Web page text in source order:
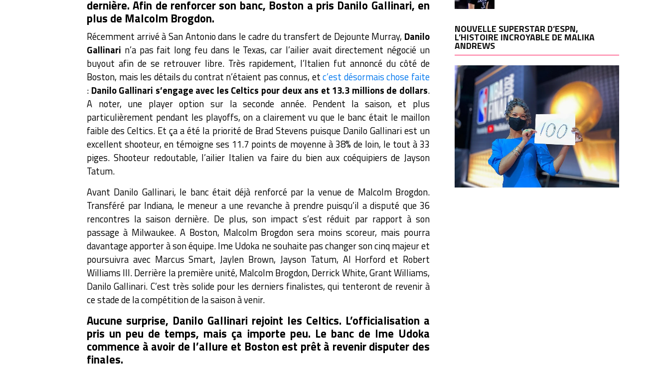
dernière. Afin de renforcer son banc, Boston a pris Danilo Gallinari, en
plus de Malcolm Brogdon.
Récemment arrivé à San Antonio dans le cadre du transfert de Dejounte Murray, Danilo
Gallinari n’a pas fait long feu dans le Texas, car l’ailier avait directement négocié un
buyout afin de se retrouver libre. Très rapidement, l’Italien fut annoncé du côté de
Boston, mais les détails du contrat n’étaient pas connus, etc’est désormais chose faite
: Danilo Gallinari s’engage avec les Celtics pour deux ans et 13.3 millions de dollars.
A noter, une player option sur la seconde année. Pendent la saison, et plus
particulièrement pendant les playoffs, on a clairement vu que le banc était le maillon
faible des Celtics. Et ça a été la priorité de Brad Stevens puisque Danilo Gallinari est un
excellent shooteur, en témoigne ses 11.7 points de moyenne à 38% de loin, le tout à 33
piges. Shooteur redoutable, l’ailier Italien va faire du bien aux coéquipiers de Jayson
Tatum.
Avant Danilo Gallinari, le banc était déjà renforcé par la venue de Malcolm Brogdon.
Transféré par Indiana, le meneur a une revanche à prendre puisqu’il a disputé que 36
rencontres la saison dernière. De plus, son impact s’est réduit par rapport à son
passage à Milwaukee. A Boston, Malcolm Brogdon sera moins scoreur, mais pourra
davantage apporter à son équipe.Ime Udoka ne souhaite pas changer son cinq majeur et
poursuivra avec Marcus Smart, Jaylen Brown, Jayson Tatum, Al Horford et Robert
Williams III. Derrière la première unité, Malcolm Brogdon, Derrick White, Grant Williams,
Danilo Gallinari. C’est très solide pour les derniers finalistes, qui tenteront de revenir à
ce stade de la compétition de la saison à venir.
Aucune surprise, Danilo Gallinari rejoint les Celtics. L’officialisation a
pris un peu de temps, mais ça importe peu. Le banc de Ime Udoka
commence à avoir de l’allure et Boston est prêt à revenir disputer des
finales.
NOUVELLE SUPERSTAR D’ESPN,
L’HISTOIRE INCROYABLE DE MALIKA
ANDREWS